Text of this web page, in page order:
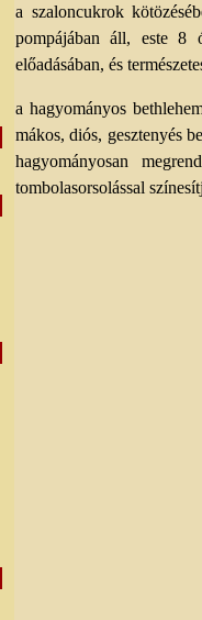
a szaloncukrok
pompájában áll, este 8
előadásában, és
a hagyományos
mákos, diós, gesztenyés
hagyományosan
tombolasorsolással